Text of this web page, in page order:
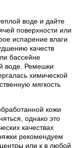
воде и дайте
поверхности или
испарение влаги
качеств
бассейне
воде. Ремешки
химической
мягкость
кожи
однако это
качествах
рекомендуем
или к в любой